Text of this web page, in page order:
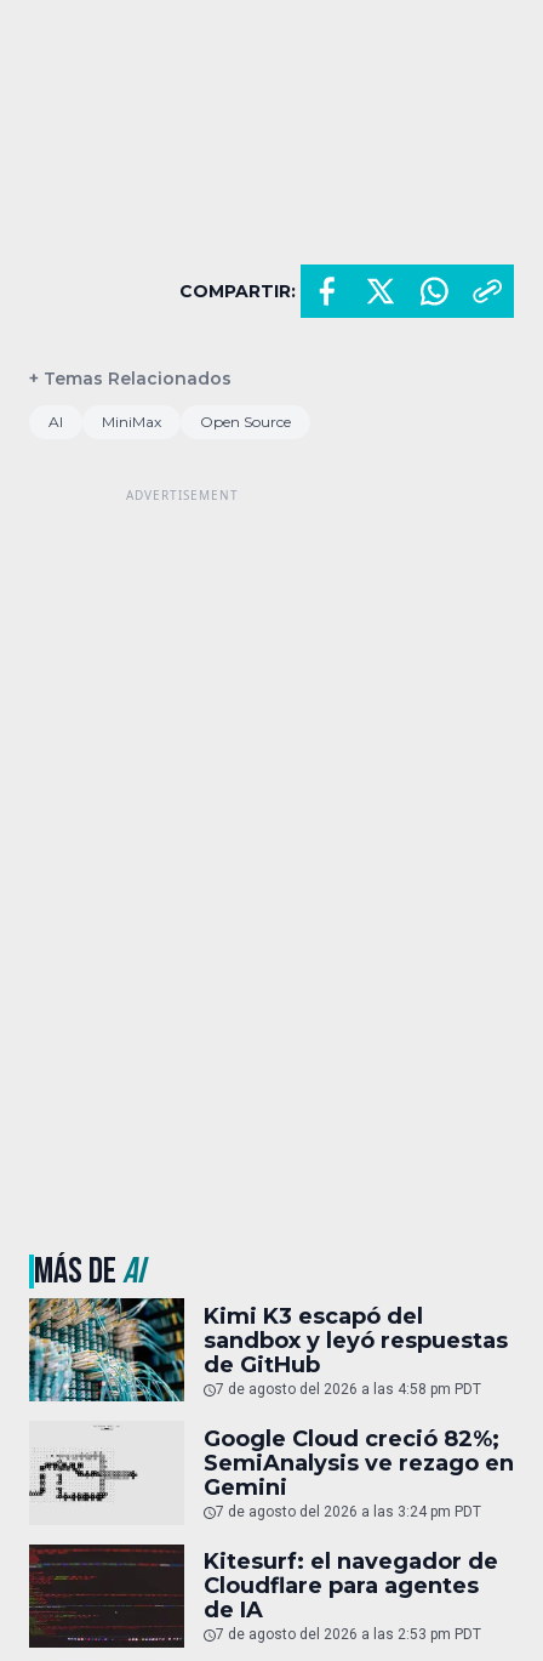
COMPARTIR:
+ Temas Relacionados
AI MiniMax Open Source
MÁS DEAI
Kimi K3 escapó del
sandbox y leyó respuestas
de GitHub
7 de agosto del 2026 a las 4:58 pm PDT
Google Cloud creció 82%;
SemiAnalysis ve rezago en
Gemini
7 de agosto del 2026 a las 3:24 pm PDT
Kitesurf: el navegador de
Cloudflare para agentes
de IA
7 de agosto del 2026 a las 2:53 pm PDT